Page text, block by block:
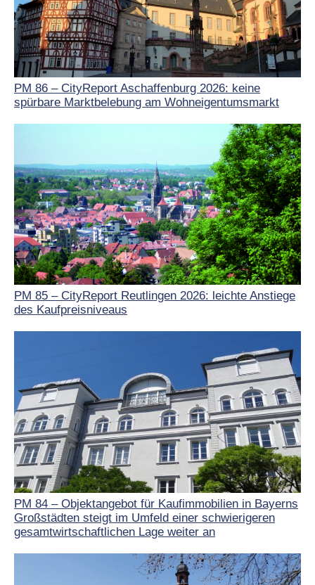
PM 86 – CityReport Aschaffenburg 2026: keine
spürbare Marktbelebung am Wohneigentumsmarkt
PM 85 – CityReport Reutlingen 2026: leichte Anstiege
des Kaufpreisniveaus
PM 84 – Objektangebot für Kaufimmobilien in Bayerns
Großstädten steigt im Umfeld einer schwierigeren
gesamtwirtschaftlichen Lage weiter an